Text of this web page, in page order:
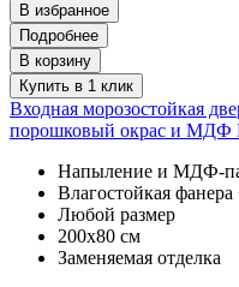
В избранное
Подробнее
В корзину
Купить в 1 клик
Входная морозостойкая
порошковый окрас и
Напыление и МДФ-
Влагостойкая
Любой размер
200х80 см
Заменяемая отделка